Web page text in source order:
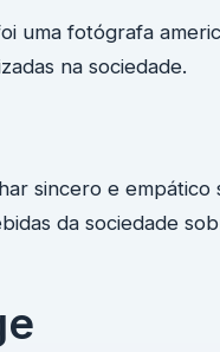
uma fotógrafa
na sociedade.
sincero e
da sociedade